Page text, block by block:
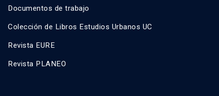
Documentos de trabajo
Colección de Libros Estudios Urbanos UC
Revista EURE
Revista PLANEO